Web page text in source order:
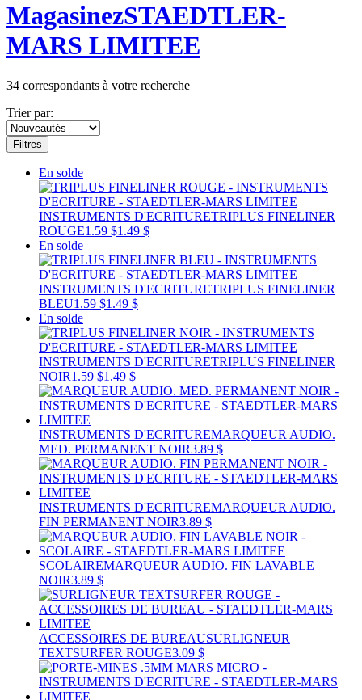
MagasinezSTAEDTLER-
MARS LIMITEE
34 correspondants à votre recherche
Trier par:
Filtres
En solde
INSTRUMENTS D'ECRITURETRIPLUS FINELINER
ROUGE1.59 $1.49 $
En solde
INSTRUMENTS D'ECRITURETRIPLUS FINELINER
BLEU1.59 $1.49 $
En solde
INSTRUMENTS D'ECRITURETRIPLUS FINELINER
NOIR1.59 $1.49 $
INSTRUMENTS D'ECRITUREMARQUEUR AUDIO.
MED. PERMANENT NOIR3.89 $
INSTRUMENTS D'ECRITUREMARQUEUR AUDIO.
FIN PERMANENT NOIR3.89 $
SCOLAIREMARQUEUR AUDIO. FIN LAVABLE
NOIR3.89 $
ACCESSOIRES DE BUREAUSURLIGNEUR
TEXTSURFER ROUGE3.09 $